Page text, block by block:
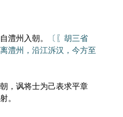
州入朝。
〔〖胡三省
澧州，沿江泝汉，今方至
讽将士为己表求平章
。